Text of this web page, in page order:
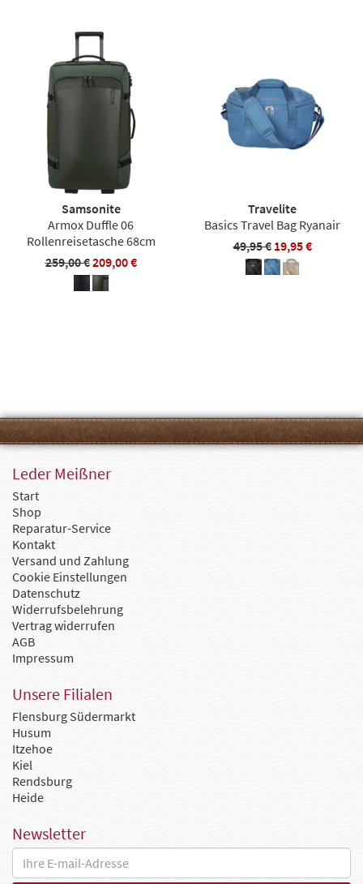
Samsonite
Armox Duffle 06
Rollenreisetasche 68cm
259,00 €209,00 €
Travelite
Basics Travel Bag Ryanair
49,95 € 19,95 €
Leder Meißner
Start
Shop
Reparatur-Service
Kontakt
Versand und Zahlung
Cookie Einstellungen
Datenschutz
Widerrufsbelehrung
Vertrag widerrufen
AGB
Impressum
Unsere Filialen
Flensburg Südermarkt
Husum
Itzehoe
Kiel
Rendsburg
Heide
Newsletter